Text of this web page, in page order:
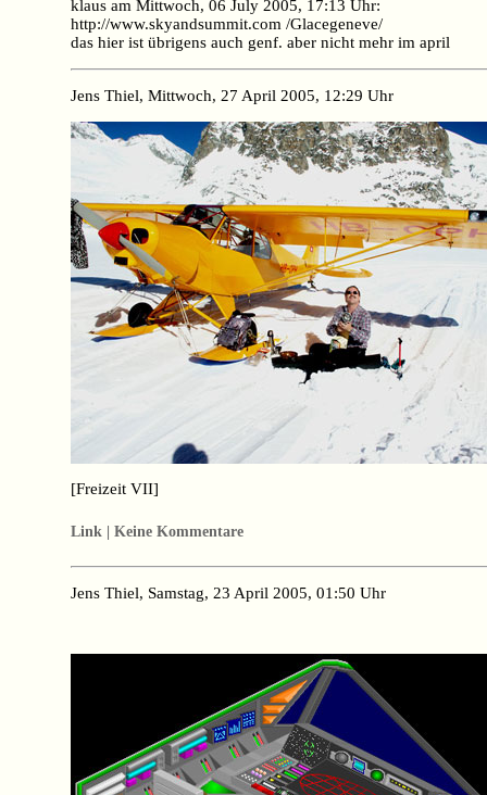
klaus am Mittwoch, 06 July 2005, 17:13 Uhr:
http://www.skyandsummit.com /Glacegeneve/
das hier ist übrigens auch genf. aber nicht mehr im april
Jens Thiel, Mittwoch, 27 April 2005, 12:29 Uhr
[Freizeit VII]
Link | Keine Kommentare
Jens Thiel, Samstag, 23 April 2005, 01:50 Uhr